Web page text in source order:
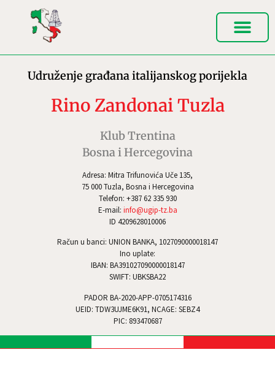
Adresa: Mitra Trifunovića Uče 135,
75 000 Tuzla, Bosna i Hercegovina
Telefon: +387 62 335 930
E-mail: info@ugip-tz.ba
ID 4209628010006
Račun u banci: UNION BANKA, 1027090000018147
Ino uplate:
IBAN: BA391027090000018147
SWIFT: UBKSBA22
PADOR BA-2020-APP-0705174316
UEID: TDW3UJME6K91, NCAGE: SEBZ4
PIC: 893470687
Udruženje građana italijanskog porijekla
Rino Zandonai Tuzla
Klub Trentina
Bosna i Hercegovina